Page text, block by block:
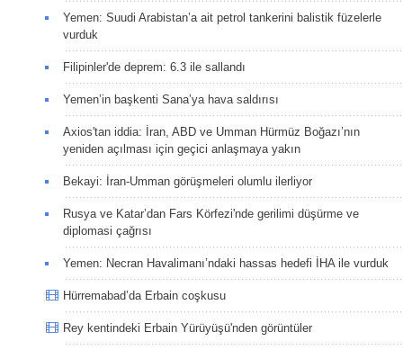
Yemen: Suudi Arabistan’a ait petrol tankerini balistik füzelerle
vurduk
Filipinler'de deprem: 6.3 ile sallandı
Yemen’in başkenti Sana’ya hava saldırısı
Axios'tan iddia: İran, ABD ve Umman Hürmüz Boğazı’nın
yeniden açılması için geçici anlaşmaya yakın
Bekayi: İran-Umman görüşmeleri olumlu ilerliyor
Rusya ve Katar’dan Fars Körfezi'nde gerilimi düşürme ve
diplomasi çağrısı
Yemen: Necran Havalimanı’ndaki hassas hedefi İHA ile vurduk
Hürremabad’da Erbain coşkusu
Rey kentindeki Erbain Yürüyüşü'nden görüntüler